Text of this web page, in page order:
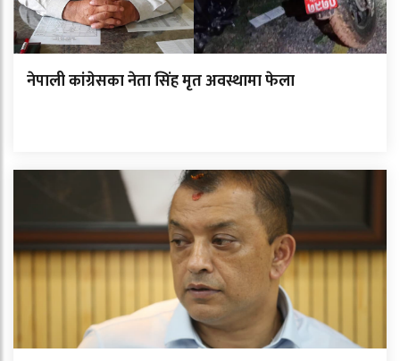
नेपाली कांग्रेसका नेता सिंह मृत अवस्थामा फेला